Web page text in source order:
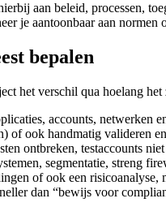
aan beleid, processen,
je aantoonbaar aan normen
bepalen
het verschil qua hoelang het
accounts, netwerken
of ook handmatig valideren
ontbreken, testaccounts
segmentatie, streng
of ook een risicoanalyse,
dan “bewijs voor